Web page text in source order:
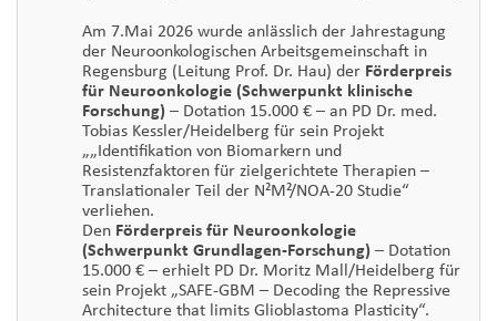
Am 7.Mai 2026 wurde anlässlich der Jahrestagung
der Neuroonkologischen Arbeitsgemeinschaft in
Regensburg (Leitung Prof. Dr. Hau) der Förderpreis
für Neuroonkologie (Schwerpunkt klinische
Forschung) – Dotation 15.000 € – an PD Dr. med.
Tobias Kessler/Heidelberg für sein Projekt
„„Identifikation von Biomarkern und
Resistenzfaktoren für zielgerichtete Therapien –
Translationaler Teil der N²M²/NOA-20 Studie“
verliehen.
Den Förderpreis für Neuroonkologie
(Schwerpunkt Grundlagen-Forschung) – Dotation
15.000 € – erhielt PD Dr. Moritz Mall/Heidelberg für
sein Projekt „SAFE-GBM – Decoding the Repressive
Architecture that limits Glioblastoma Plasticity“.